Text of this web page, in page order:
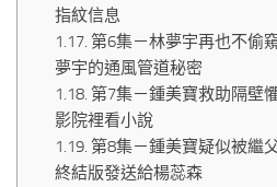
指紋信息
第6集－林夢宇再也不偷
夢宇的通風管道秘密
第7集－鍾美寶救助隔壁
影院裡看小說
第8集－鍾美寶疑似被繼
終結版發送給楊蕊森